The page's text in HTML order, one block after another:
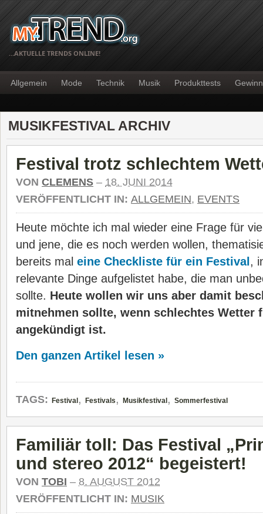
…AKTUELLE TRENDS ONLINE!
Allgemein Mode Technik Musik Produkttests
MUSIKFESTIVAL ARCHIV
Festival trotz schlechtem
VON CLEMENS – 18. JUNI 2014
VERÖFFENTLICHT IN: ALLGEMEIN, EVENTS
Heute möchte ich mal wieder eine Frage für
und jene, die es noch werden wollen,
bereits mal eine Checkliste für ein Festival ,
relevante Dinge aufgelistet habe, die man
sollte. Heute wollen wir uns aber damit
mitnehmen sollte, wenn schlechtes Wetter
angekündigt ist.
Den ganzen Artikel lesen »
TAGS: Festival , Festivals , Musikfestival , Sommerfestival
Familiär toll: Das Festival
und stereo 2012“ begeistert!
VON TOBI – 8. AUGUST 2012
VERÖFFENTLICHT IN: MUSIK